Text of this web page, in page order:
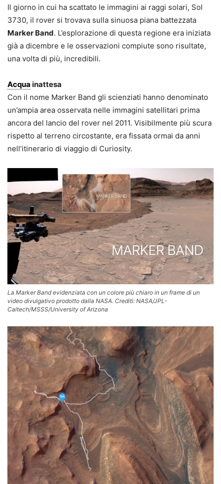
Il giorno in cui ha scattato le immagini ai raggi solari, Sol
3730, il rover si trovava sulla sinuosa piana battezzata
Marker Band. L’esplorazione di questa regione era iniziata
già a dicembre e le osservazioni compiute sono risultate,
una volta di più, incredibili.
Acqua inattesa
Con il nome Marker Band gli scienziati hanno denominato
un’ampia area osservata nelle immagini satellitari prima
ancora del lancio del rover nel 2011. Visibilmente più scura
rispetto al terreno circostante, era fissata ormai da anni
nell’itinerario di viaggio di Curiosity.
La Marker Band evidenziata con un colore più chiaro in un frame di un
video divulgativo prodotto dalla NASA. Crediti: NASA/JPL-
Caltech/MSSS/University of Arizona